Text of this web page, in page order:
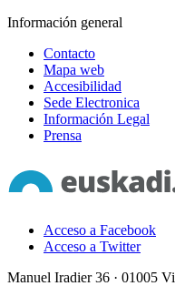
Información general
Contacto
Mapa web
Accesibilidad
Sede Electronica
Información Legal
Prensa
Acceso a Facebook
Acceso a Twitter
Manuel Iradier 36 · 01005